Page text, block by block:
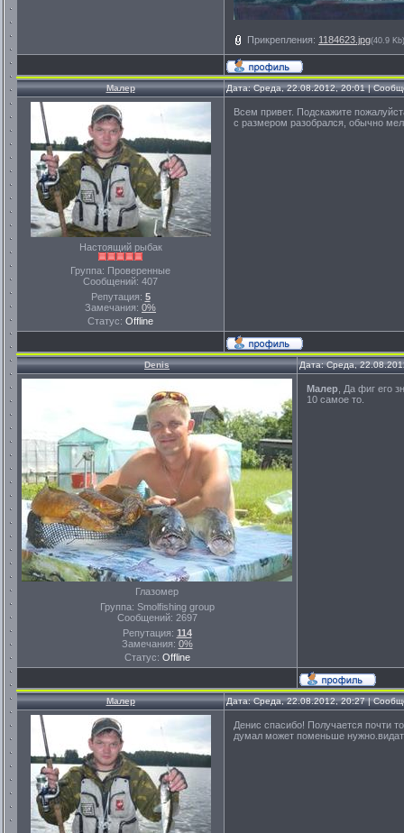
Прикрепления: 1184623.jpg(40.9 Kb)
Малер Дата: Среда, 22.08.2012, 20:01 |
Настоящий рыбак
Группа: Проверенные
Сообщений: 407
Репутация: 5
Замечания: 0%
Статус: Offline
Всем привет. Подскажите
с размером разобрался, обычно
Denis Дата: Среда,
Глазомер
Группа: Smolfishing group
Сообщений: 2697
Репутация: 114
Замечания: 0%
Статус: Offline
Малер , Да фиг его
10 самое то.
Малер Дата: Среда, 22.08.2012, 20:27 |
Денис спасибо! Получается почти
думал может поменьше